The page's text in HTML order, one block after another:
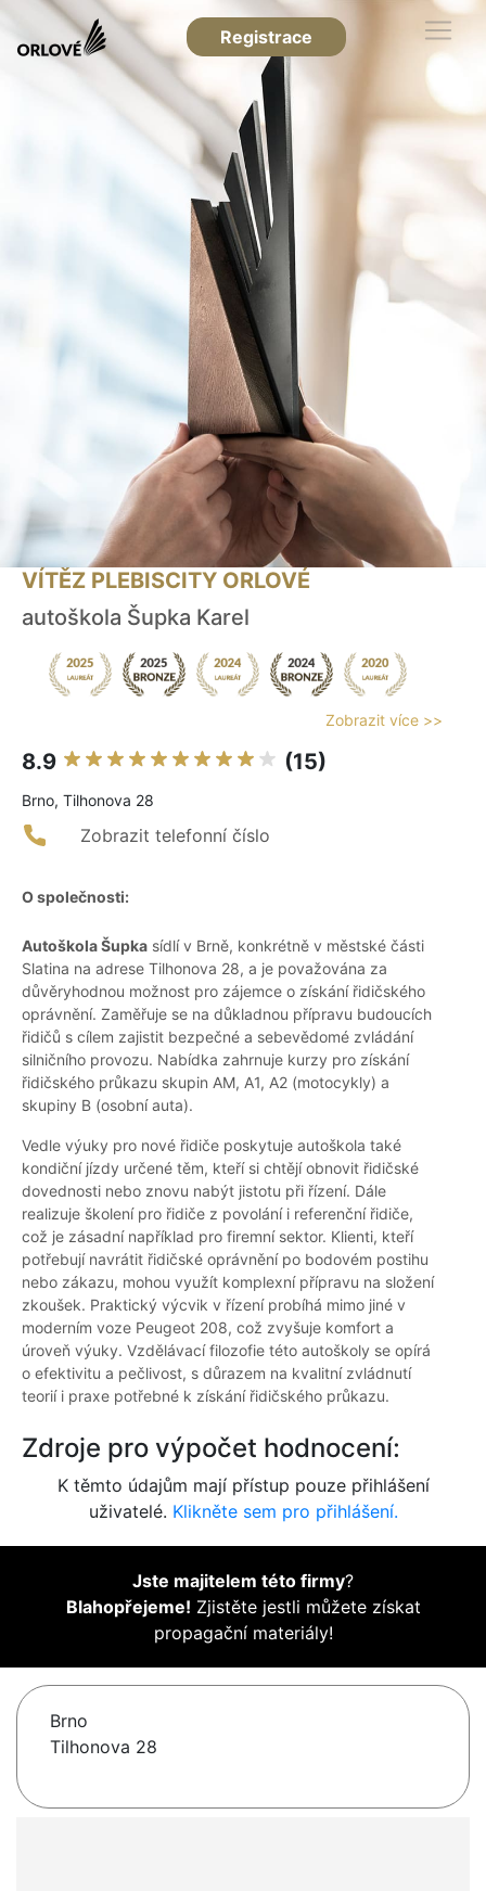
Registrace
VÍTĚZ PLEBISCITY ORLOVÉ
autoškola Šupka Karel
Zobrazit více >>
8.9 (15)
Brno, Tilhonova 28
Zobrazit telefonní číslo
O společnosti:
Autoškola Šupka sídlí v Brně, konkrétně v městské části
Slatina na adrese Tilhonova 28, a je považována za
důvěryhodnou možnost pro zájemce o získání řidičského
oprávnění. Zaměřuje se na důkladnou přípravu budoucích
řidičů s cílem zajistit bezpečné a sebevědomé zvládání
silničního provozu. Nabídka zahrnuje kurzy pro získání
řidičského průkazu skupin AM, A1, A2 (motocykly) a
skupiny B (osobní auta).
Vedle výuky pro nové řidiče poskytuje autoškola také
kondiční jízdy určené těm, kteří si chtějí obnovit řidičské
dovednosti nebo znovu nabýt jistotu při řízení. Dále
realizuje školení pro řidiče z povolání i referenční řidiče,
což je zásadní například pro firemní sektor. Klienti, kteří
potřebují navrátit řidičské oprávnění po bodovém postihu
nebo zákazu, mohou využít komplexní přípravu na složení
zkoušek. Praktický výcvik v řízení probíhá mimo jiné v
moderním voze Peugeot 208, což zvyšuje komfort a
úroveň výuky. Vzdělávací filozofie této autoškoly se opírá
o efektivitu a pečlivost, s důrazem na kvalitní zvládnutí
teorií i praxe potřebné k získání řidičského průkazu.
Zdroje pro výpočet hodnocení:
K těmto údajům mají přístup pouze přihlášení
uživatelé. Klikněte sem pro přihlášení.
Jste majitelem této firmy?
Blahopřejeme! Zjistěte jestli můžete získat
propagační materiály!
Brno
Tilhonova 28